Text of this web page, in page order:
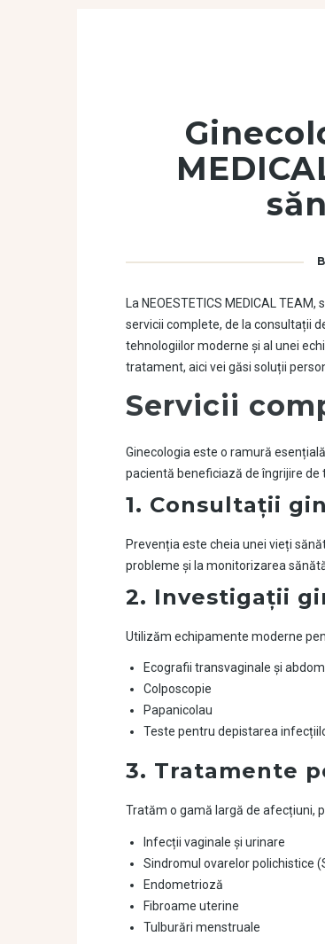
La NEOESTETICS MEDICAL
servicii complete, de la consultații
tehnologiilor moderne și al unei
tratament, aici vei găsi soluții
Servicii
Ginecologia este o ramură
pacientă beneficiază de îngrijire
1. Consultații
Prevenția este cheia unei vieți
probleme și la monitorizarea
2. Investigații
Utilizăm echipamente moderne
Ecografii transvaginale și
Colposcopie
Papanicolau
Teste pentru depistarea
3. Tratamente
Tratăm o gamă largă de afecțiuni,
Infecții vaginale și urinare
Sindromul ovarelor polichistice
Endometrioză
Fibroame uterine
Tulburări menstruale